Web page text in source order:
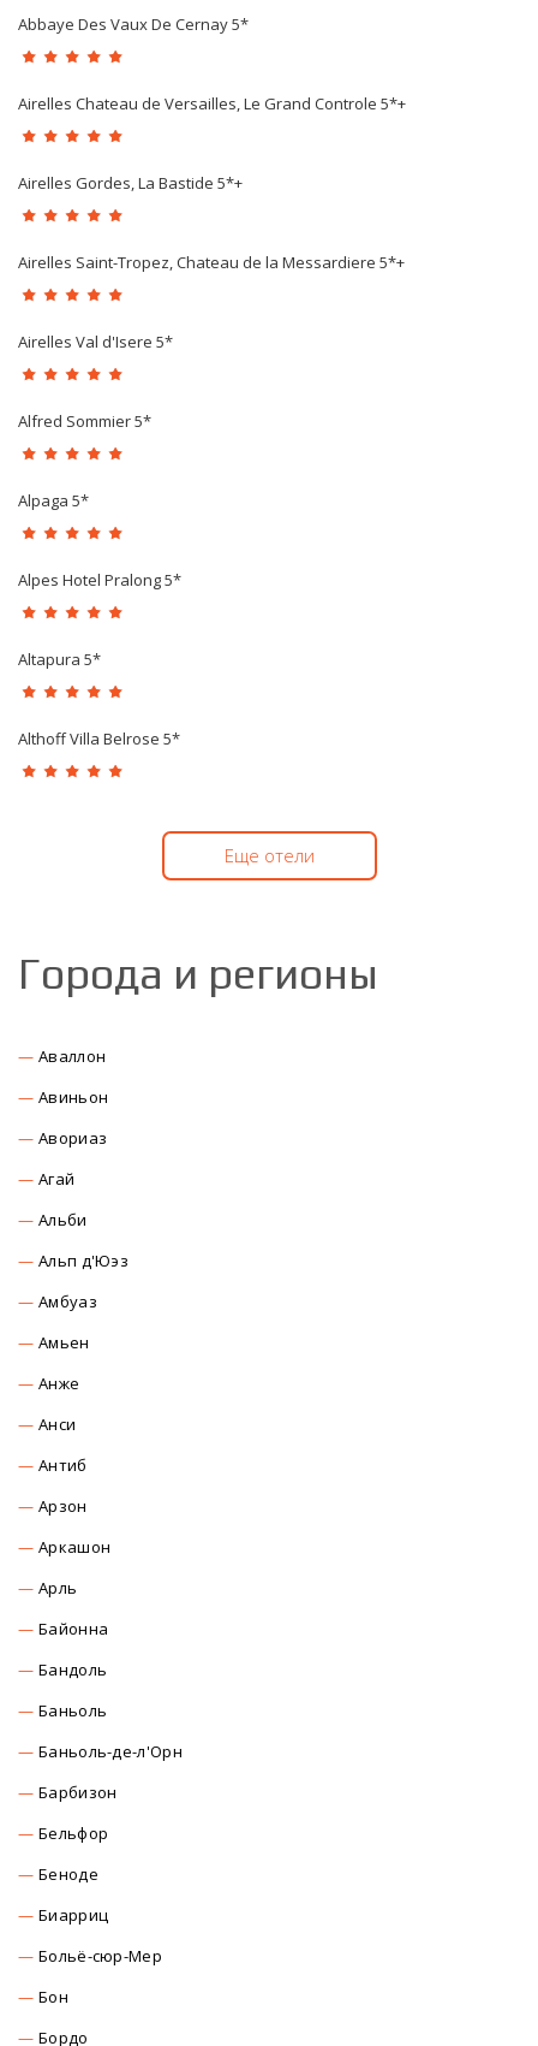
Abbaye Des Vaux De Cernay 5*
Airelles Chateau de Versailles, Le Grand Controle 5*+
Airelles Gordes, La Bastide 5*+
Airelles Saint-Tropez, Chateau de la Messardiere 5*+
Airelles Val d'Isere 5*
Alfred Sommier 5*
Alpaga 5*
Alpes Hotel Pralong 5*
Altapura 5*
Althoff Villa Belrose 5*
Еще отели
Города и регионы
Аваллон
Авиньон
Авориаз
Агай
Альби
Альп д'Юэз
Амбуаз
Амьен
Анже
Анси
Антиб
Арзон
Аркашон
Арль
Байонна
Бандоль
Баньоль
Баньоль-де-л'Орн
Барбизон
Бельфор
Беноде
Биарриц
Больё-сюр-Мер
Бон
Бордо